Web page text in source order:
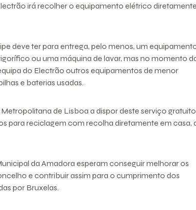
irá recolher o equipamento elétrico
deve ter para entrega, pelo menos, um
ou uma máquina de lavar, mas no momento
do Electrão outros equipamentos de menor
e baterias usadas.
de Lisboa a dispor deste serviço
para reciclagem com recolha diretamente em casa,
da Amadora esperam conseguir melhorar os
e contribuir assim para o cumprimento dos
por Bruxelas.